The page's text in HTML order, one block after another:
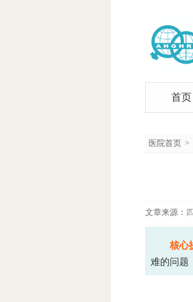
首页
医院首页 >
文章来源：
核心
难的问题